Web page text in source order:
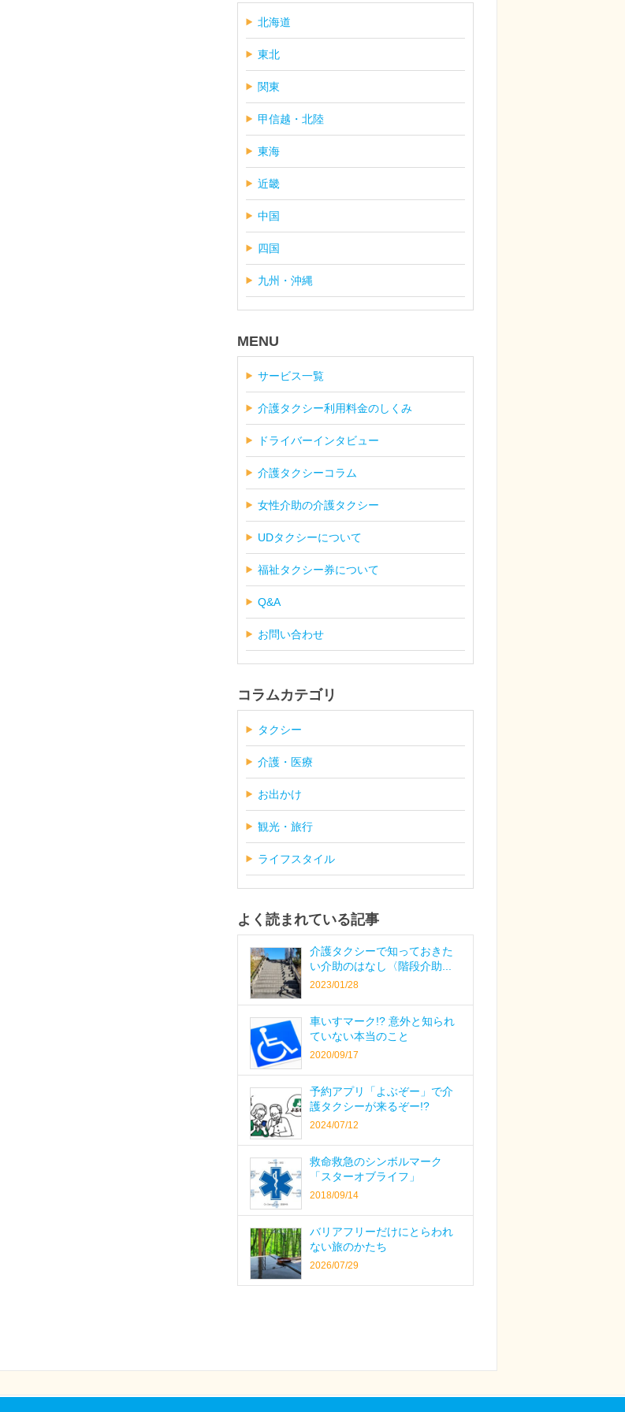
北海道
東北
関東
甲信越・北陸
東海
近畿
中国
四国
九州・沖縄
MENU
サービス一覧
介護タクシー利用料金のしくみ
ドライバーインタビュー
介護タクシーコラム
女性介助の介護タクシー
UDタクシーについて
福祉タクシー券について
Q&A
お問い合わせ
コラムカテゴリ
タクシー
介護・医療
お出かけ
観光・旅行
ライフスタイル
よく読まれている記事
介護タクシーで知っておきた
い介助のはなし〈階段介助...
2023/01/28
車いすマーク!? 意外と知られ
ていない本当のこと
2020/09/17
予約アプリ「よぶぞー」で介
護タクシーが来るぞー!?
2024/07/12
救命救急のシンボルマーク
「スターオブライフ」
2018/09/14
バリアフリーだけにとらわれ
ない旅のかたち
2026/07/29